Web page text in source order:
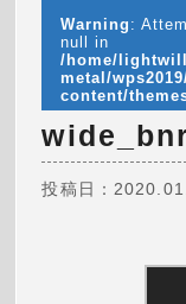
Warning :
null in
/home/
metal/
content/
投稿日：